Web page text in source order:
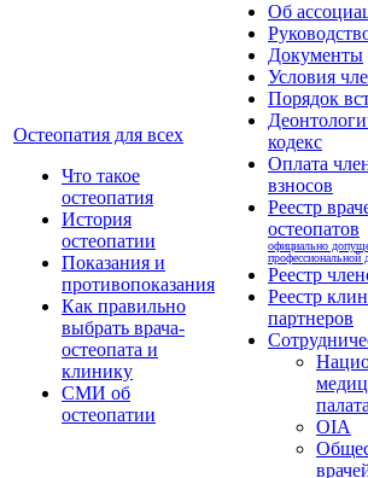
Остеопатия для всех
Что такое
остеопатия
История
остеопатии
Показания и
противопоказания
Как правильно
выбрать врача-
остеопата и
клинику
СМИ об
остеопатии
Об
Документы
Условия
Порядок
кодекс
Оплата
взносов
Реестр
остеопатов
официально
профессиональной
Реестр
Реестр
партнеров
палата
OIA